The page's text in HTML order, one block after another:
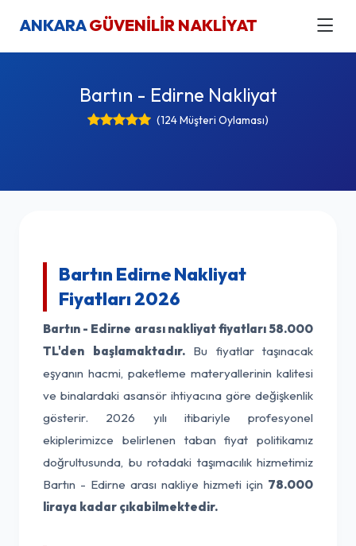
ANKARAGÜVENİLİR NAKLİYAT
Bartın - Edirne Nakliyat
(124 Müşteri Oylaması)
Bartın Edirne Nakliyat
Fiyatları 2026
Bartın - Edirne arası nakliyat fiyatları58.000
TL'den başlamaktadır.Bu fiyatlar taşınacak
eşyanın hacmi, paketleme materyallerinin kalitesi
ve binalardaki asansör ihtiyacına göre değişkenlik
gösterir. 2026 yılı itibariyle profesyonel
ekiplerimizce belirlenen taban fiyat politikamız
doğrultusunda, bu rotadaki taşımacılık hizmetimiz
Bartın - Edirne arası nakliye hizmeti için 78.000
liraya kadar çıkabilmektedir.